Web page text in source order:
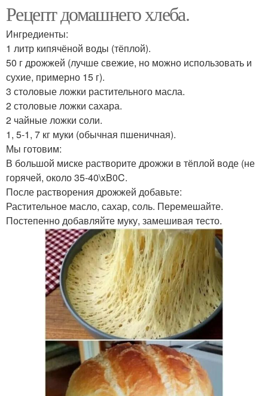
Рецепт домашнего хлеба.
Ингредиенты:
1 литр кипячёной воды (тёплой).
50 г дрожжей (лучше свежие, но можно использовать и
сухие, примерно 15 г).
3 столовые ложки растительного масла.
2 столовые ложки сахара.
2 чайные ложки соли.
1, 5-1, 7 кг муки (обычная пшеничная).
Мы готовим:
В большой миске растворите дрожжи в тёплой воде (не
горячей, около 35-40\xB0C.
После растворения дрожжей добавьте:
Растительное масло, сахар, соль. Перемешайте.
Постепенно добавляйте муку, замешивая тесто.